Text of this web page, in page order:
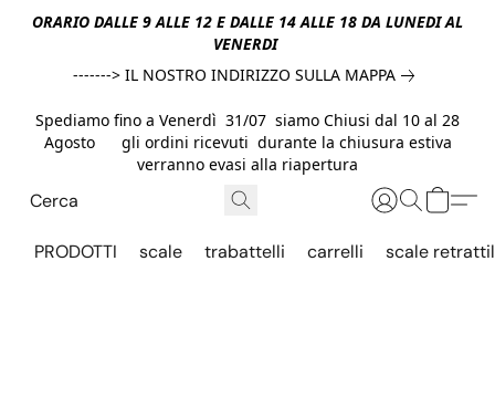
ORARIO DALLE 9 ALLE 12 E DALLE 14 ALLE 18 DA LUNEDI AL
VENERDI
-------> IL NOSTRO INDIRIZZO SULLA MAPPA
Spediamo fino a Venerdì 31/07 siamo Chiusi dal 10 al 28
Agosto gli ordini ricevuti durante la chiusura estiva
verranno evasi alla riapertura
PRODOTTI scale trabattelli carrelli scale